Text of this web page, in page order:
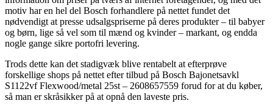
motiv har en hel del Bosch forhandlere på nettet fundet det
nødvendigt at presse udsalgspriserne på deres produkter – til babyer
og børn, lige så vel som til mænd og kvinder – markant, og endda
nogle gange sikre portofri levering.
Trods dette kan det stadigvæk blive rentabelt at efterprøve
forskellige shops på nettet efter tilbud på Bosch Bajonetsavkl
S1122vf Flexwood/metal 25st – 2608657559 forud for at du køber,
så man er skråsikker på at opnå den laveste pris.